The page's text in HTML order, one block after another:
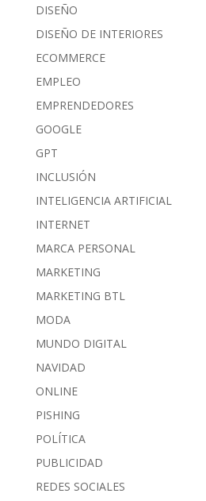
DISEÑO
DISEÑO DE INTERIORES
ECOMMERCE
EMPLEO
EMPRENDEDORES
GOOGLE
GPT
INCLUSIÓN
INTELIGENCIA ARTIFICIAL
INTERNET
MARCA PERSONAL
MARKETING
MARKETING BTL
MODA
MUNDO DIGITAL
NAVIDAD
ONLINE
PISHING
POLÍTICA
PUBLICIDAD
REDES SOCIALES